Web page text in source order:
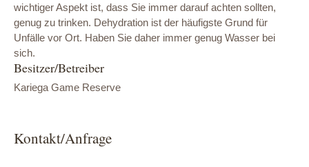
wichtiger Aspekt ist, dass Sie immer darauf achten sollten,
genug zu trinken. Dehydration ist der häufigste Grund für
Unfälle vor Ort. Haben Sie daher immer genug Wasser bei
sich.
Besitzer/Betreiber
Kariega Game Reserve
Kontakt/Anfrage